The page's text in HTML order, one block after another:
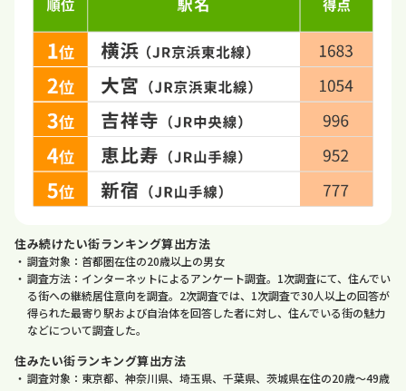
住み続けたい街ランキング算出方法
調査対象：首都圏在住の20歳以上の男女
調査方法：インターネットによるアンケート調査。1次調査にて、住んでい
る街への継続居住意向を調査。2次調査では、1次調査で30人以上の回答が
得られた最寄り駅および自治体を回答した者に対し、住んでいる街の魅力
などについて調査した。
住みたい街ランキング算出方法
調査対象：東京都、神奈川県、埼玉県、千葉県、茨城県在住の20歳～49歳